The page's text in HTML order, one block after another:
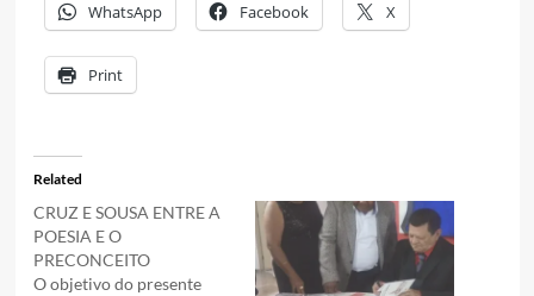
WhatsApp Facebook X
Print
Related
CRUZ E SOUSA ENTRE A
POESIA E O
PRECONCEITO
O objetivo do presente